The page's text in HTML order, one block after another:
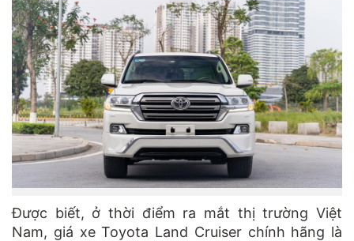
Được biết, ở thời điểm ra mắt thị trường Việt
Nam, giá xe Toyota Land Cruiser chính hãng là